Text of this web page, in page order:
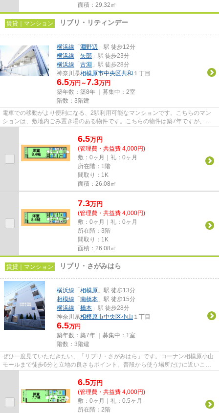
面積：29.32㎡
賃貸｜マンション リブリ・リティンデー
横浜線 「 淵野辺 」駅 徒歩12分
横浜線 「 矢部 」駅 徒歩23分
横浜線 「 古淵 」駅 徒歩28分
神奈川県相模原市中央区共和 １丁目
6.5万円～7.3万円
築年数：築8年 ｜募集中： 2室
階数：3階建
電車での移動がより便利になる、2駅利用可能なマンションです。こちらのマン
ションは、敷地内ごみ置き場のある物件です。こちらの物件は築7年ですが、充
6.5万円
(管理費・共益費 4,000円)
敷：0ヶ月｜礼：0ヶ月
所在階：1階
間取り：1K
面積：26.08㎡
7.3万円
(管理費・共益費 4,000円)
敷：0ヶ月｜礼：0ヶ月
所在階：3階
間取り：1K
面積：26.08㎡
賃貸｜マンション リブリ・さがみはら
横浜線 「 相模原 」駅 徒歩13分
相模線 「 南橋本 」駅 徒歩15分
横浜線 「 橋本 」駅 徒歩28分
神奈川県相模原市中央区小山 １丁目
6.5万円
築年数：築7年 ｜募集中： 1室
階数：3階建
ぜひ一度見ていただきたい、「リブリ・さがみはら」です。コーナン相模原小山
モールまで徒歩6分と立地の良さもポイント。普段から使う場所だけに近いこと
6.5万円
(管理費・共益費 4,000円)
敷：0ヶ月｜礼：0.5ヶ月
所在階：2階